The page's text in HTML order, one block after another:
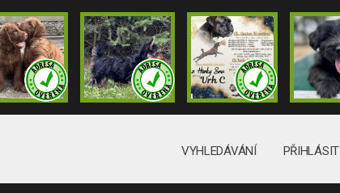
VYHLEDÁVÁNÍ PŘIHLÁSIT